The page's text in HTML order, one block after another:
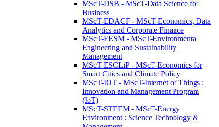
MScT-DSB - MScT-Data Science for
Business
MScT-EDACF - MScT-Economics, Data
Analytics and Corporate Finance
MScT-EESM - MScT-Environmental
Engineering and Sustainability
Management
MScT-ESCLiP - MScT-Economics for
Smart Cities and Climate Policy
MScT-IOT - MScT-Internet of Things :
Innovation and Management Program
(IoT)
MScT-STEEM - MScT-Energy
Environment : Science Technology &